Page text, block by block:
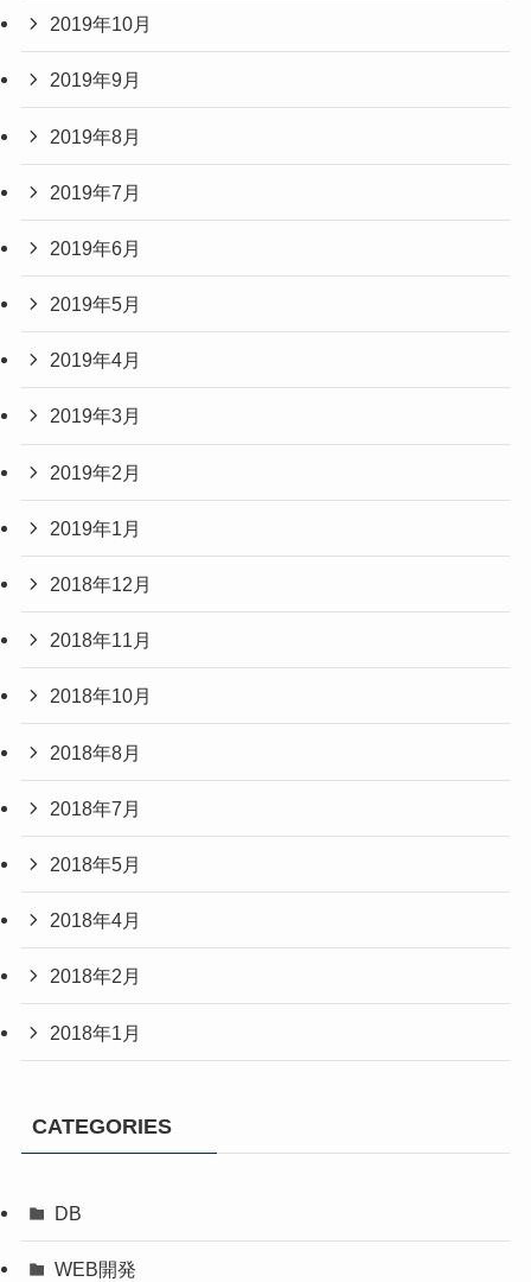
2019年10月
2019年9月
2019年8月
2019年7月
2019年6月
2019年5月
2019年4月
2019年3月
2019年2月
2019年1月
2018年12月
2018年11月
2018年10月
2018年8月
2018年7月
2018年5月
2018年4月
2018年2月
2018年1月
CATEGORIES
DB
WEB開発